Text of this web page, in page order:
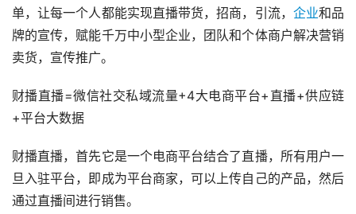
单，让每一个人都能实现直播带货，招商，引流， 企业和品
牌的宣传，赋能千万中小型企业，团队和个体商户解决营销
卖货，宣传推广。
财播直播=微信社交私域流量+4大电商平台+直播+供应链
+平台大数据
财播直播，首先它是一个电商平台结合了直播，所有用户一
旦入驻平台，即成为平台商家，可以上传自己的产品，然后
通过直播间进行销售。